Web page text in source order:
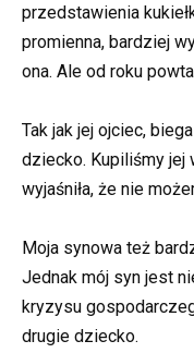
przedstawienia
promienna, bardziej
ona. Ale od roku
Tak jak jej ojciec,
dziecko. Kupiliśmy jej
wyjaśniła, że nie
Moja synowa też
Jednak mój syn jest
kryzysu
drugie dziecko.